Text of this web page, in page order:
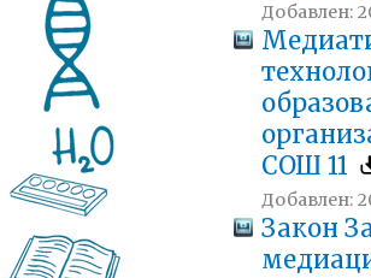
Добавлен:
СОШ 11
Добавлен:
Закон